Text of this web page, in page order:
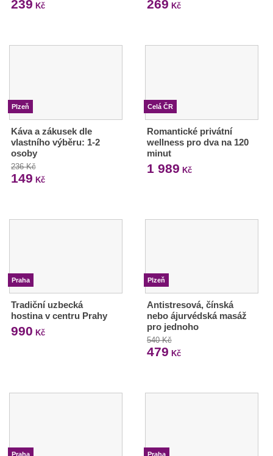
239 Kč 269 Kč
Plzeň
Káva a zákusek dle
vlastního výběru: 1-2
osoby
236 Kč
149 Kč
Celá ČR
Romantické privátní
wellness pro dva na 120
minut
1 989 Kč
Praha
Tradiční uzbecká
hostina v centru Prahy
990 Kč
Plzeň
Antistresová, čínská
nebo ájurvédská masáž
pro jednoho
540 Kč
479 Kč
Praha Praha